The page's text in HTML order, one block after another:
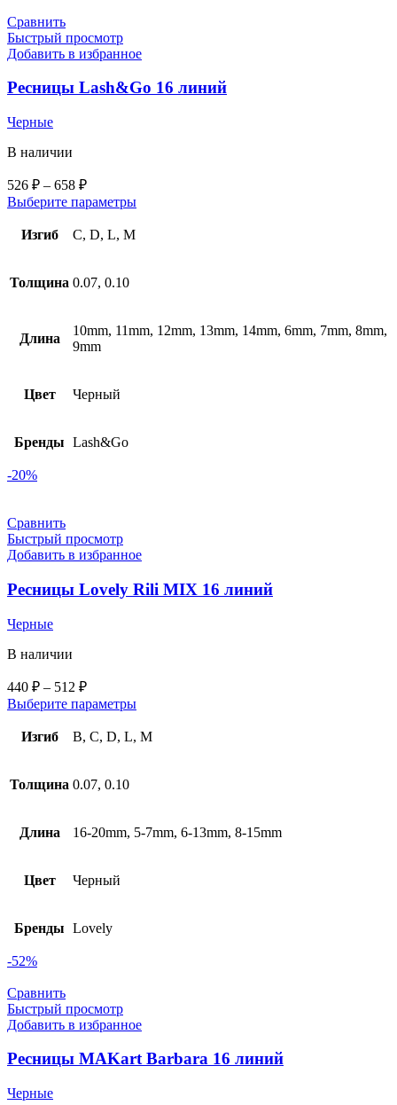
Сравнить
Быстрый просмотр
Добавить в избранное
Ресницы Lash&Go 16 линий
Черные
В наличии
526 ₽ – 658 ₽
Выберите параметры
Изгиб C, D, L, M
Толщина 0.07, 0.10
Длина
10mm, 11mm, 12mm, 13mm, 14mm, 6mm, 7mm, 8mm,
9mm
Цвет Черный
Бренды Lash&Go
-20%
Сравнить
Быстрый просмотр
Добавить в избранное
Ресницы Lovely Rili MIX 16 линий
Черные
В наличии
440 ₽ – 512 ₽
Выберите параметры
Изгиб B, C, D, L, M
Толщина 0.07, 0.10
Длина 16-20mm, 5-7mm, 6-13mm, 8-15mm
Цвет Черный
Бренды Lovely
-52%
Сравнить
Быстрый просмотр
Добавить в избранное
Ресницы MAKart Barbara 16 линий
Черные